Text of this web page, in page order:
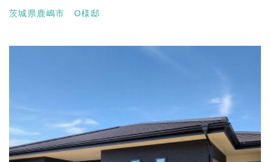
茨城県鹿嶋市 O様邸